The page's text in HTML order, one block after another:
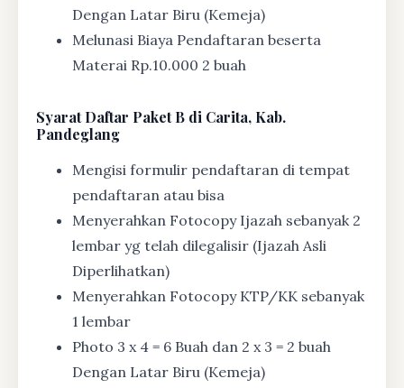
Dengan Latar Biru (Kemeja)
Melunasi Biaya Pendaftaran beserta
Materai Rp.10.000 2 buah
SyaratDaftar Paket B di Carita, Kab.
Pandeglang
Mengisi formulir pendaftaran di tempat
pendaftaran atau bisa
Menyerahkan Fotocopy Ijazah sebanyak 2
lembar yg telah dilegalisir (Ijazah Asli
Diperlihatkan)
Menyerahkan Fotocopy KTP/KK sebanyak
1 lembar
Photo 3 x 4 = 6 Buah dan 2 x 3 = 2 buah
Dengan Latar Biru (Kemeja)